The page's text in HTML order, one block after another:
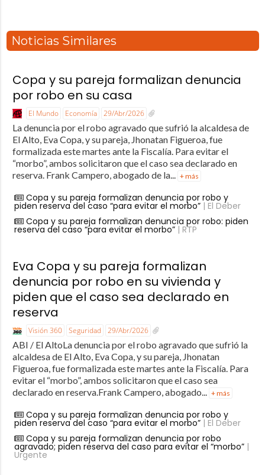
Noticias Similares
Copa y su pareja formalizan denuncia
por robo en su casa
El Mundo Economía 29/Abr/2026
La denuncia por el robo agravado que sufrió la alcaldesa de
El Alto, Eva Copa, y su pareja, Jhonatan Figueroa, fue
formalizada este martes ante la Fiscalía. Para evitar el
“morbo”, ambos solicitaron que el caso sea declarado en
reserva. Frank Campero, abogado de la... + más
Copa y su pareja formalizan denuncia por robo y
piden reserva del caso “para evitar el morbo”| El Deber
Copa y su pareja formalizan denuncia por robo: piden
reserva del caso “para evitar el morbo”| RTP
Eva Copa y su pareja formalizan
denuncia por robo en su vivienda y
piden que el caso sea declarado en
reserva
Visión 360 Seguridad 29/Abr/2026
ABI / El AltoLa denuncia por el robo agravado que sufrió la
alcaldesa de El Alto, Eva Copa, y su pareja, Jhonatan
Figueroa, fue formalizada este martes ante la Fiscalía. Para
evitar el “morbo”, ambos solicitaron que el caso sea
declarado en reserva.Frank Campero, abogado...
+ más
Copa y su pareja formalizan denuncia por robo y
piden reserva del caso “para evitar el morbo”| El Deber
Copa y su pareja formalizan denuncia por robo
agravado; piden reserva del caso para evitar el “morbo”|
Urgente